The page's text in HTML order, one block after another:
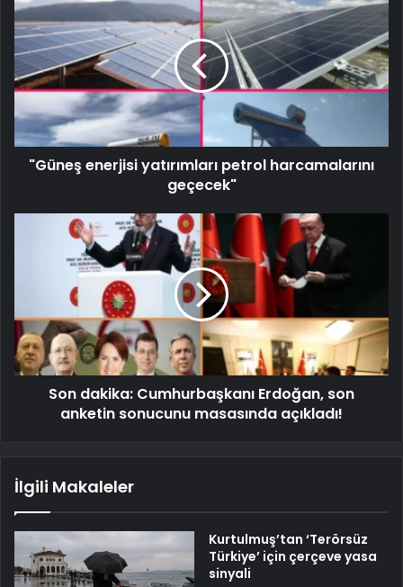
"Güneş enerjisi yatırımları petrol harcamalarını
geçecek"
Son dakika: Cumhurbaşkanı Erdoğan, son
anketin sonucunu masasında açıkladı!
İlgili Makaleler
Kurtulmuş’tan ‘Terörsüz
Türkiye’ için çerçeve yasa
sinyali